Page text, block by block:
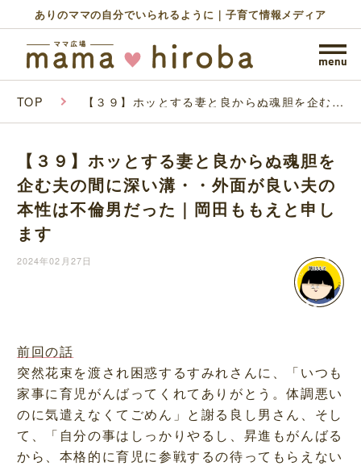
ありのママの自分でいられるように｜子育て情報メディア
TOP 【３９】ホッとする妻と良からぬ魂胆を企む夫
だった｜岡田ももえと申します
【３９】ホッとする妻と良からぬ魂胆を
企む夫の間に深い溝・・外面が良い夫の
本性は不倫男だった｜岡田ももえと申し
ます
2024年02月27日
前回の話
突然花束を渡され困惑するすみれさんに、「いつも
家事に育児がんばってくれてありがとう。体調悪い
のに気遣えなくてごめん」と謝る良し男さん、そし
て、「自分の事はしっかりやるし、昇進もがんばる
から、本格的に育児に参戦するの待ってもらえない